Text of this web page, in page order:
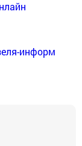
информ